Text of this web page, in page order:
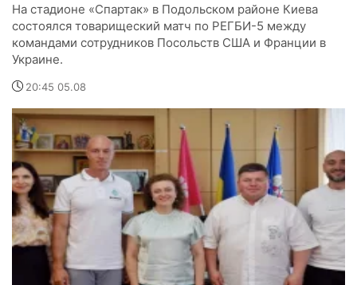
На стадионе «Спартак» в Подольском районе Киева
состоялся товарищеский матч по РЕГБИ-5 между
командами сотрудников Посольств США и Франции в
Украине.
20:45 05.08